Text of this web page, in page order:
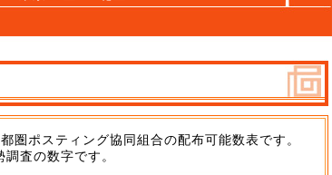
圏ポスティング協同組合の配布可能数表です。
査の数字です。